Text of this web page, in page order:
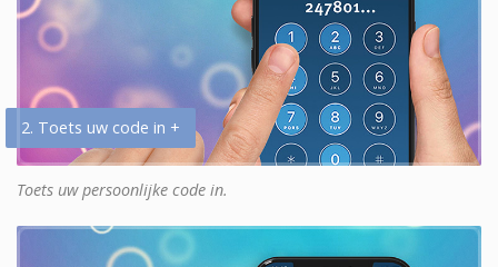
2. Toets uw code in +
Toets uw persoonlijke code in.